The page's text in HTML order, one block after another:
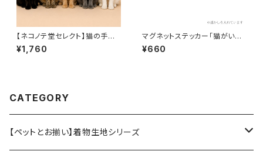
【ネコノテ堂セレクト】猫の手も
借りたい！？猫用ビジネスネクタ
イ | ネクタイ ペット用品 ペット
¥1,760
マグネットステッカー「猫がいま
す」「猛犬注意」
¥660
CATEGORY
【ペットとお揃い】着物生地シリーズ